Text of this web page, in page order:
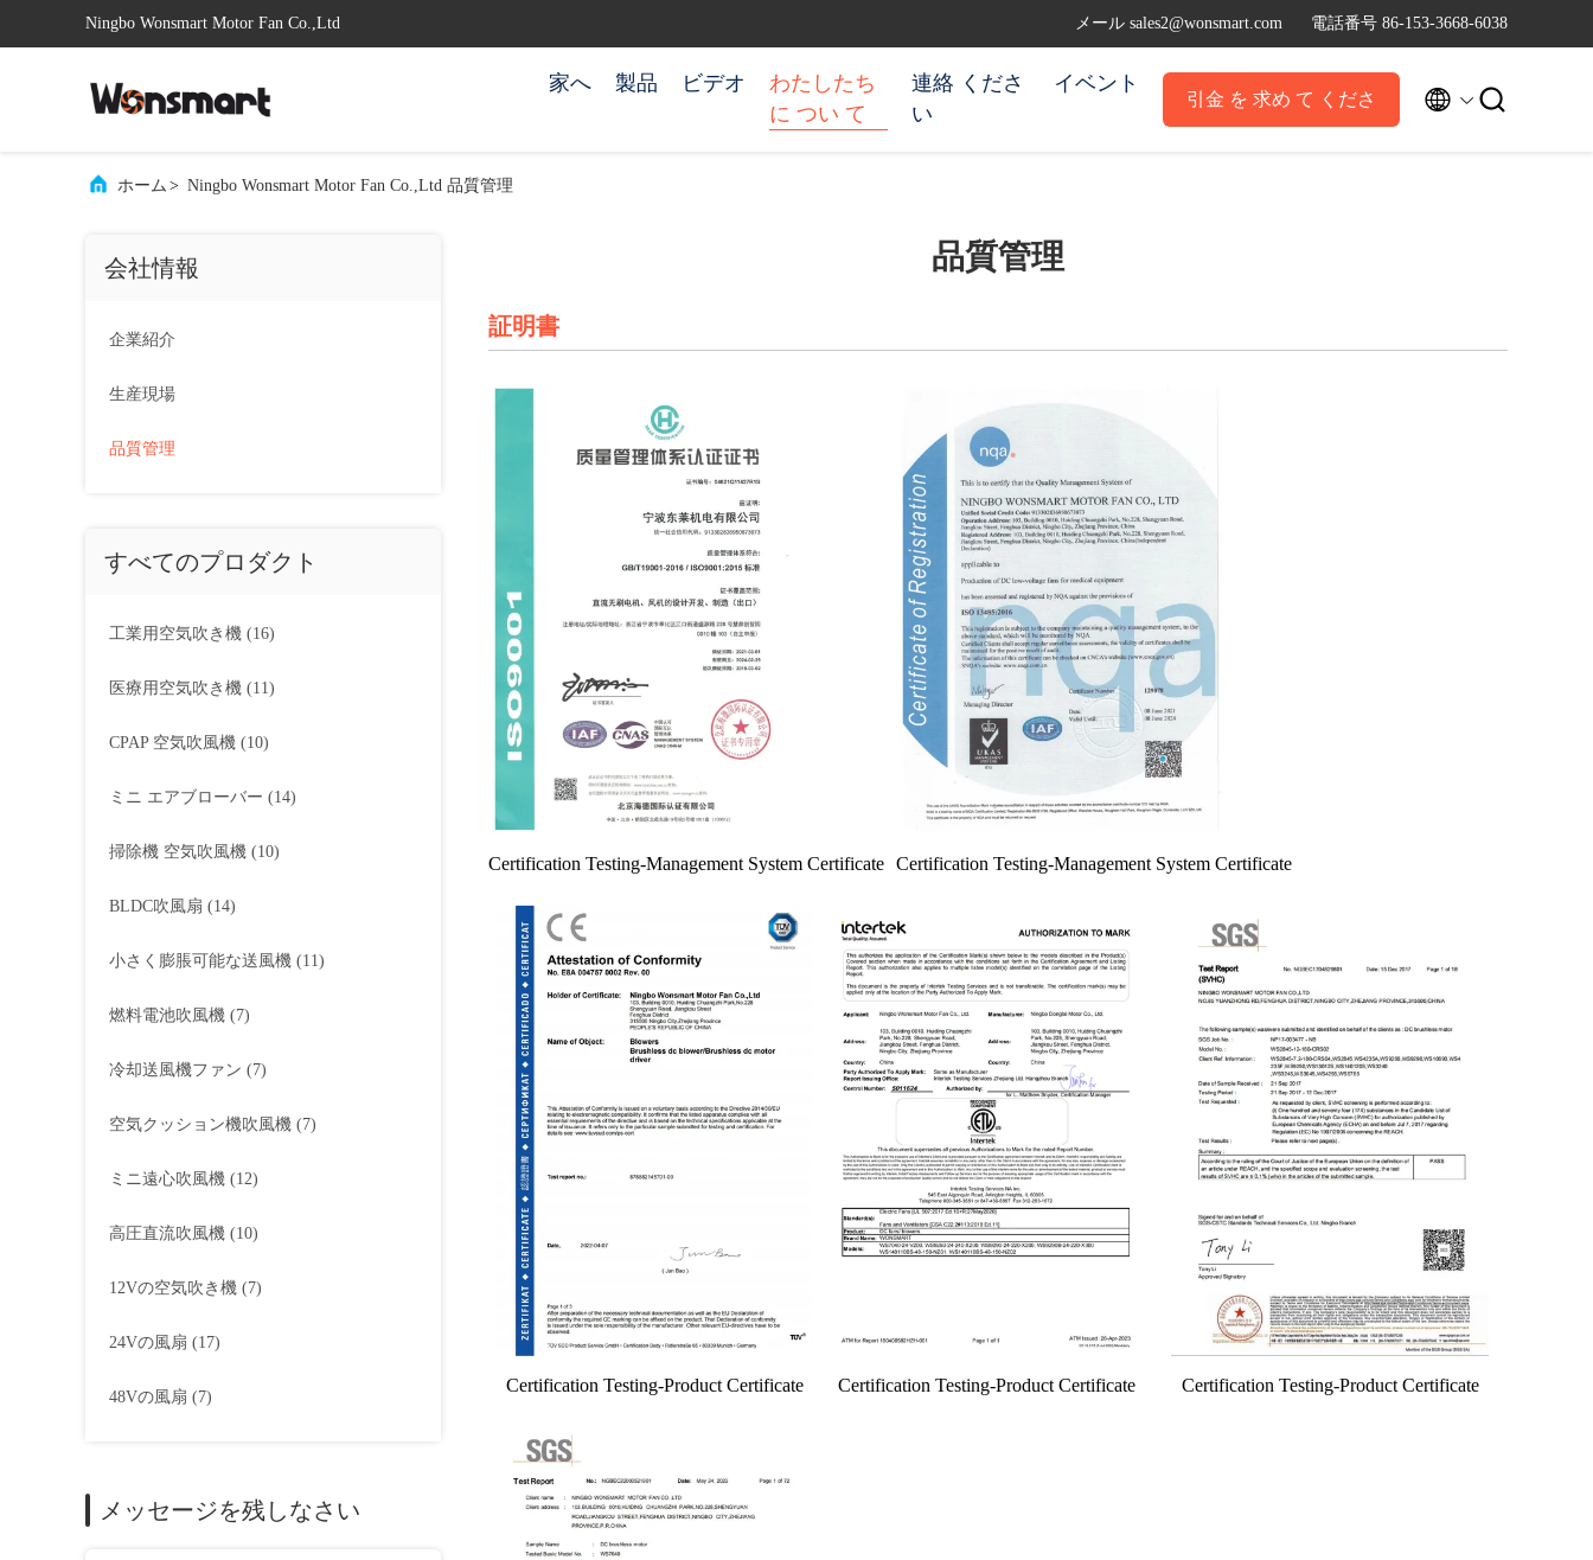
Ningbo Wonsmart Motor Fan Co.,Ltd メール sales2@wonsmart.com 電話番号 86-153-3668-6038
家へ 製品 ビデオ
わたしたち
に つい て
連絡 くださ
い
イベント
引金 を 求め て くださ  
ホーム > Ningbo Wonsmart Motor Fan Co.,Ltd 品質管理
会社情報
企業紹介
生産現場
品質管理
すべてのプロダクト
工業用空気吹き機 (16)
医療用空気吹き機 (11)
CPAP 空気吹風機 (10)
ミニ エアブローバー (14)
掃除機 空気吹風機 (10)
BLDC吹風扇 (14)
小さく膨脹可能な送風機 (11)
燃料電池吹風機 (7)
冷却送風機ファン (7)
空気クッション機吹風機 (7)
ミニ遠心吹風機 (12)
高圧直流吹風機 (10)
12Vの空気吹き機 (7)
24Vの風扇 (17)
48Vの風扇 (7)
メッセージを残しなさい
品質管理
証明書
Certification Testing-Management System Certificate Certification Testing-Management System Certificate
Certification Testing-Product Certificate Certification Testing-Product Certificate Certification Testing-Product Certificate